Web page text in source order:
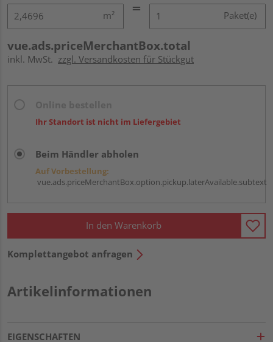
m² Paket(e)
vue.ads.priceMerchantBox.total
inkl. MwSt. zzgl. Versandkosten für Stückgut
Ihr Standort ist nicht im Liefergebiet
Beim Händler abholen
Auf Vorbestellung:
vue.ads.priceMerchantBox.option.pickup.laterAvailable.subtext
In den Warenkorb
Komplettangebot anfragen
Artikelinformationen
EIGENSCHAFTEN